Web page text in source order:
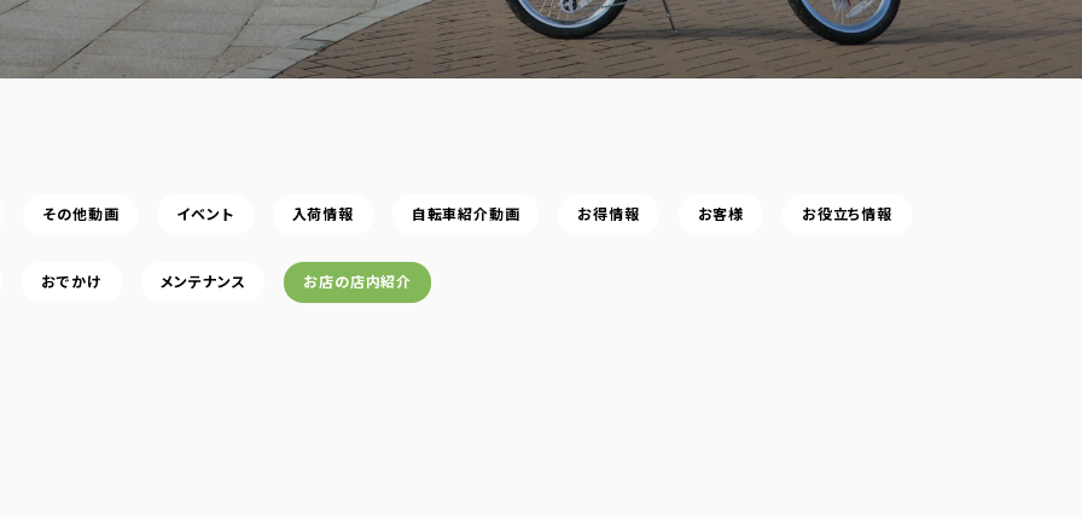
その他動画 イベント 入荷情報 自転車紹介動画 お得情報 お客様 お役立ち情報
おでかけ メンテナンス お店の店内紹介